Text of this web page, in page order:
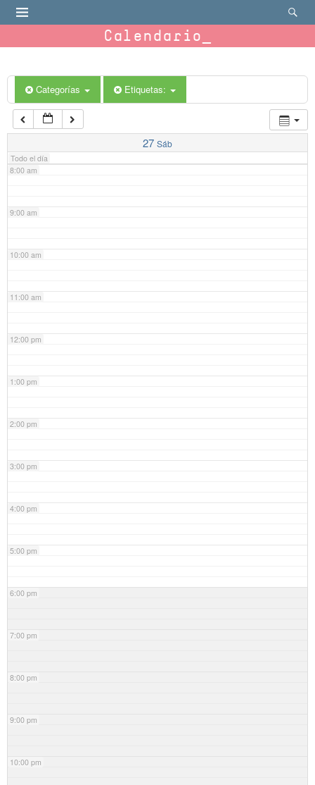
Calendario
Categorías Etiquetas:
27 Sáb
Todo el día
6:00 am
7:00 am
8:00 am
9:00 am
10:00 am
11:00 am
12:00 pm
1:00 pm
2:00 pm
3:00 pm
4:00 pm
5:00 pm
6:00 pm
7:00 pm
8:00 pm
9:00 pm
10:00 pm